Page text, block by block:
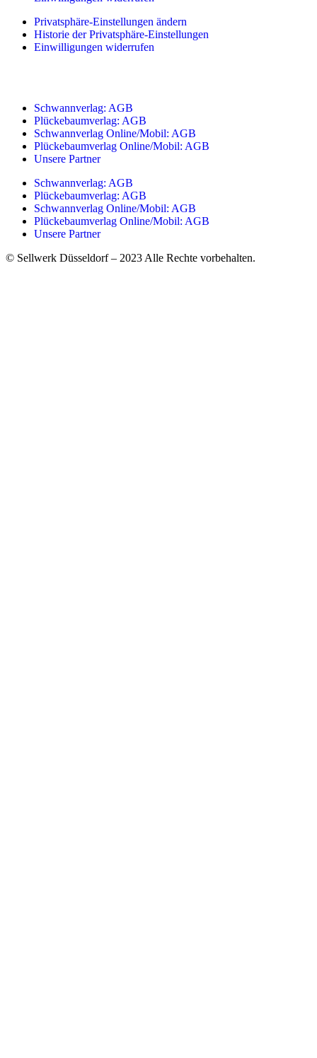
Privatsphäre-Einstellungen ändern
Historie der Privatsphäre-Einstellungen
Einwilligungen widerrufen
Schwannverlag: AGB
Plückebaumverlag: AGB
Schwannverlag Online/Mobil: AGB
Plückebaumverlag Online/Mobil: AGB
Unsere Partner
Schwannverlag: AGB
Plückebaumverlag: AGB
Schwannverlag Online/Mobil: AGB
Plückebaumverlag Online/Mobil: AGB
Unsere Partner
© Sellwerk Düsseldorf – 2023 Alle Rechte vorbehalten.